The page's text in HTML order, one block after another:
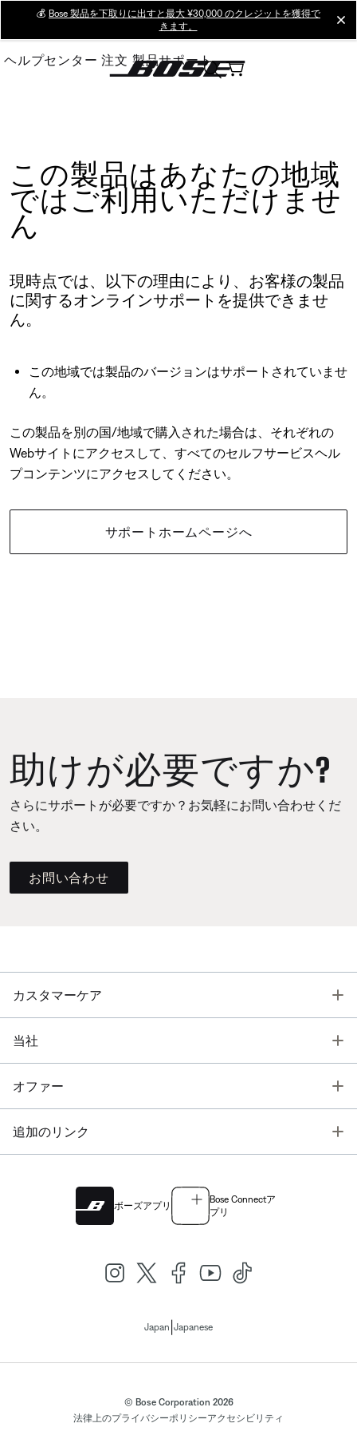
Main
💰 Bose 製品を下取りに出すと最大 ¥30,000 のクレジットを獲得で
きます。
ヘルプセンター 注文 製品サポート
この製品はあなたの地域
ではご利用いただけませ
ん
現時点では、以下の理由により、お客様の製品
に関するオンラインサポートを提供できませ
ん。
この地域では製品のバージョンはサポートされていませ
ん。
この製品を別の国/地域で購入された場合は、それぞれの
Webサイトにアクセスして、すべてのセルフサービスヘル
プコンテンツにアクセスしてください。
サポートホームページへ
助けが必要ですか?
さらにサポートが必要ですか？お気軽にお問い合わせくだ
さい。
お問い合わせ
カスタマーケア
当社
オファー
追加のリンク
ボーズアプリ
Bose Connectア
プリ
Japan Japanese
© Bose Corporation 2026
法律上のプライバシーポリシーアクセシビリティ